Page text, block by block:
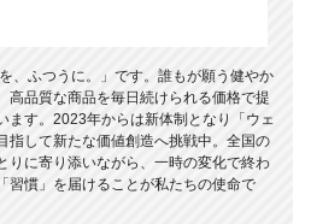
、ふつうに。」です。誰もが願う健やか
高品質な商品を毎日続けられる価格で提
ます。2023年からは新体制となり「ウェ
指して新たな価値創造へ挑戦中。全国の
りに寄り添いながら、一時の変化で終わ
習慣」を届けることが私たちの使命で